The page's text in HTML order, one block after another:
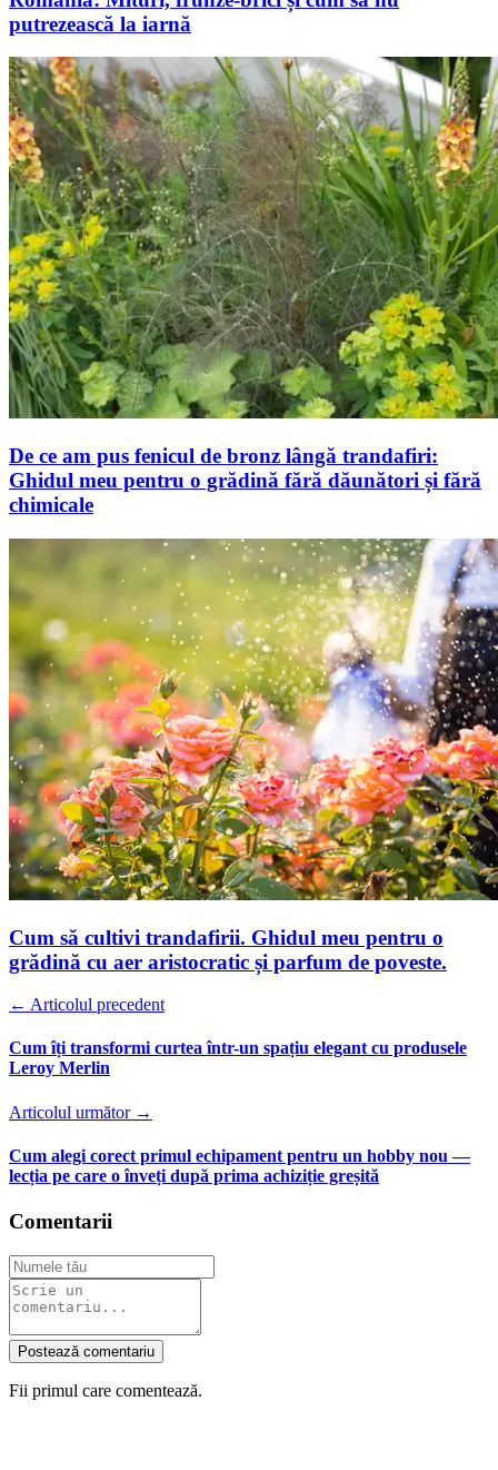
putrezească la iarnă
De ce am pus fenicul de bronz lângă trandafiri:
Ghidul meu pentru o grădină fără dăunători și fără
chimicale
Cum să cultivi trandafirii. Ghidul meu pentru o
grădină cu aer aristocratic și parfum de poveste.
← Articolul precedent
Cum îți transformi curtea într-un spațiu elegant cu produsele
Leroy Merlin
Articolul următor →
Cum alegi corect primul echipament pentru un hobby nou —
lecția pe care o înveți după prima achiziție greșită
Comentarii
Postează comentariu
Fii primul care comentează.